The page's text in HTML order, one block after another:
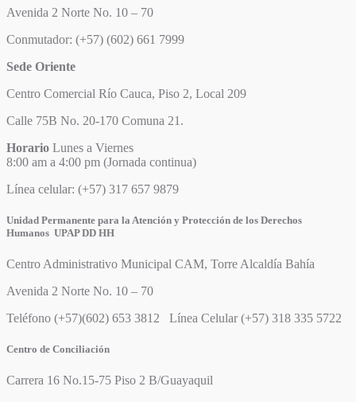
Avenida 2 Norte No. 10 – 70
Conmutador: (+57) (602) 661 7999
Sede Oriente
Centro Comercial Río Cauca, Piso 2, Local 209
Calle 75B No. 20-170 Comuna 21.
Horario Lunes a Viernes
8:00 am a 4:00 pm (Jornada continua)
Línea celular: (+57) 317 657 9879
Unidad Permanente para la Atención y Protección de los Derechos
Humanos UPAP DD HH
Centro Administrativo Municipal CAM, Torre Alcaldía Bahía
Avenida 2 Norte No. 10 – 70
Teléfono (+57)(602) 653 3812 Línea Celular (+57) 318 335 5722
Centro de Conciliación
Carrera 16 No.15-75 Piso 2 B/Guayaquil